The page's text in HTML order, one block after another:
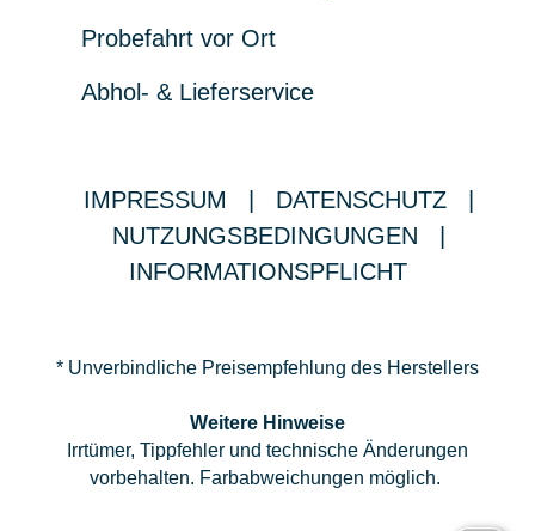
Probefahrt vor Ort
Abhol- & Lieferservice
IMPRESSUM DATENSCHUTZ
NUTZUNGSBEDINGUNGEN
INFORMATIONSPFLICHT
* Unverbindliche Preisempfehlung des Herstellers
Weitere Hinweise
Irrtümer, Tippfehler und technische Änderungen
vorbehalten. Farbabweichungen möglich.